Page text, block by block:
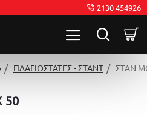
2130 454926
ΠΛΑΓΙΟΣΤΑΤΕΣ - ΣΤΑΝΤ ΣΤΑΝ
50